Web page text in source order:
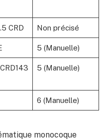
CRD Non précisé
5 (Manuelle)
5 (Manuelle)
6 (Manuelle)
monocoque